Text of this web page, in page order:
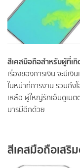
สีเคสมือถือสำหรับผู้ที่เ
เรื่องของการเงิน จะมีเงิ
ในหน้าที่การงาน รวมถึง
เหลือ ผู้ใหญ่รักเอ็นดูเมต
บารมีอีกด้วย
สีเคสมือถือเสริ